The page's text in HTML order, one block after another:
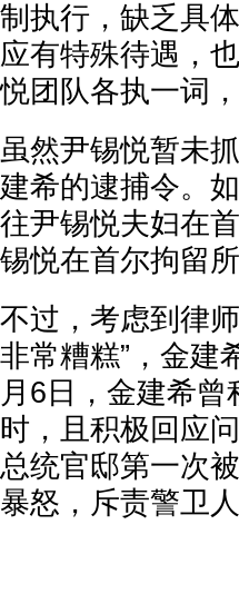
制执行，缺乏具
应有特殊待遇，
悦团队各执一词
虽然尹锡悦暂未
建希的逮捕令。
往尹锡悦夫妇在
锡悦在首尔拘留所
不过，考虑到律
非常糟糕”，金建
月6日，金建希
时，且积极回应
总统官邸第一次
暴怒，斥责警卫人